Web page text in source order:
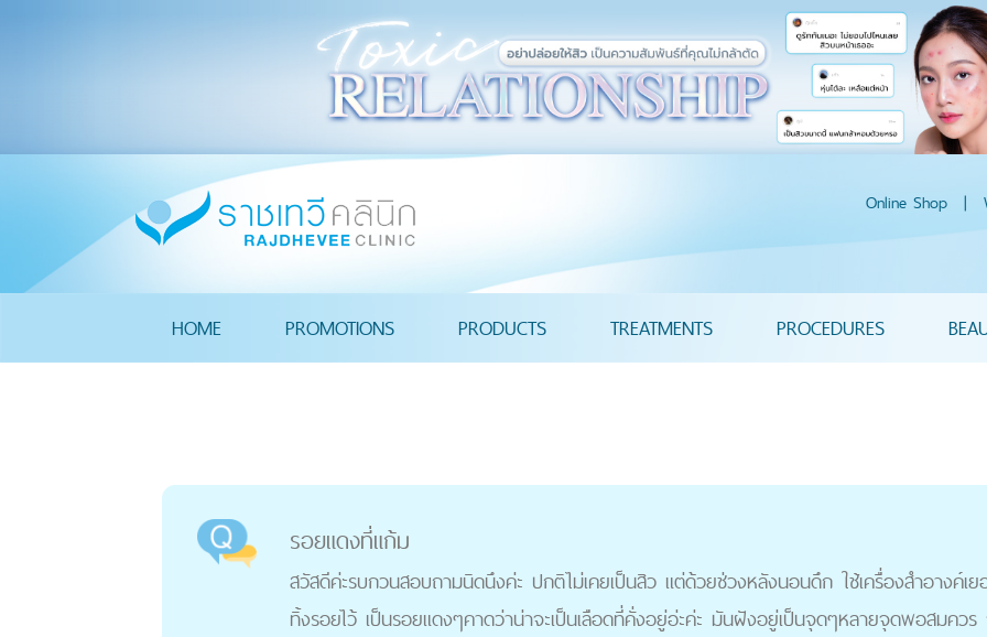
Online Shop |
HOME PROMOTIONS PRODUCTS TREATMENTS PROCEDURES
รอยแดงที่แก้ม
สวัสดีค่ะรบกวนสอบถามนิดนึงค่ะ ปกติไม่เคยเป็นสิว แต่ด้วยช่วงหลังนอนดึก ใช้เครื่องสำอางค์เ
ทิ้งรอยไว้ เป็นรอยแดงๆคาดว่าน่าจะเป็นเลือดที่คั่งอยู่อ่ะค่ะ มันฝังอยู่เป็นจุดๆหลายจุดพอสมคว